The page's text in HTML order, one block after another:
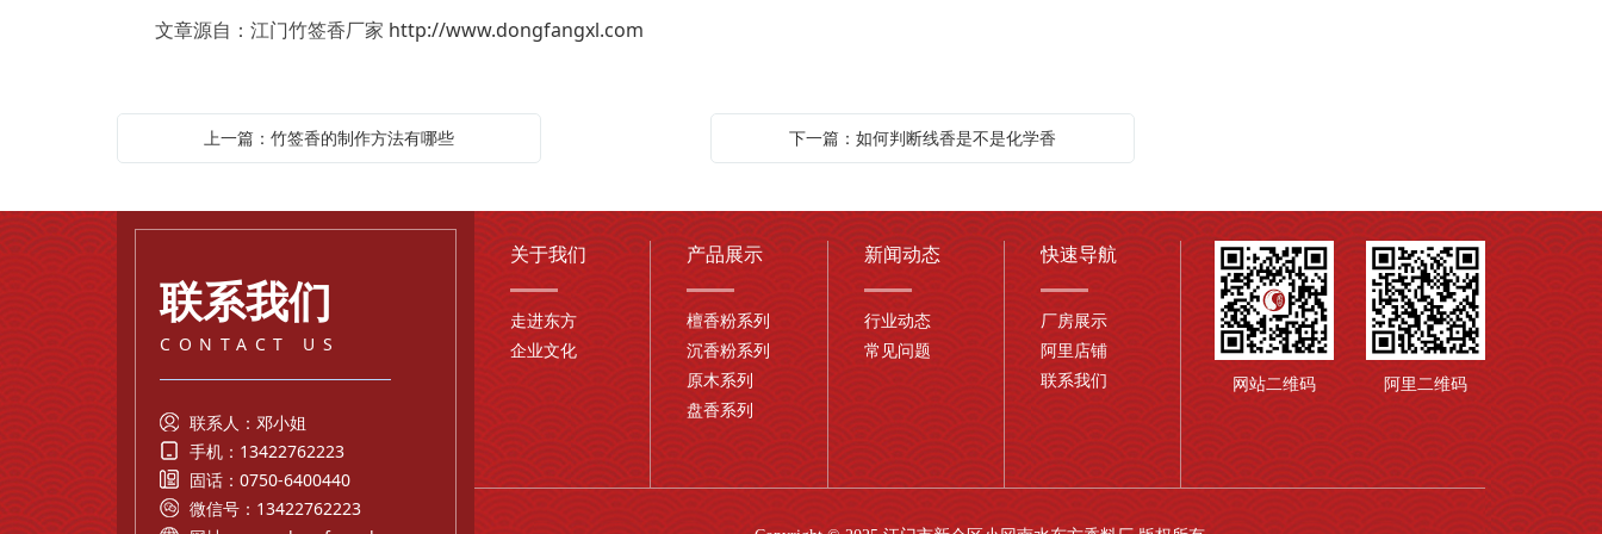
文章源自：江门竹签香厂家 http://www.dongfangxl.com
上一篇：竹签香的制作方法有哪些 下一篇：如何判断线香是不是化学香
联系我们
CONTACT US
联系人：邓小姐
手机：13422762223
固话：0750-6400440
微信号：13422762223
关于我们
走进东方
企业文化
产品展示
檀香粉系列
沉香粉系列
原木系列
盘香系列
新闻动态
行业动态
常见问题
快速导航
厂房展示
阿里店铺
联系我们
网站二维码 阿里二维码